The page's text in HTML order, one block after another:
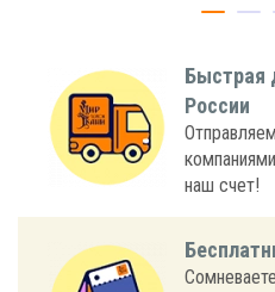
Быстрая
России
наш счет!